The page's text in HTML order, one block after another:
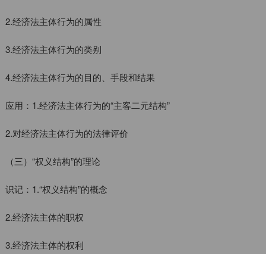
2.经济法主体行为的属性
3.经济法主体行为的类别
4.经济法主体行为的目的、手段和结果
应用：1.经济法主体行为的“主客二元结构”
2.对经济法主体行为的法律评价
（三）“权义结构”的理论
识记：1.“权义结构”的概念
2.经济法主体的职权
3.经济法主体的权利